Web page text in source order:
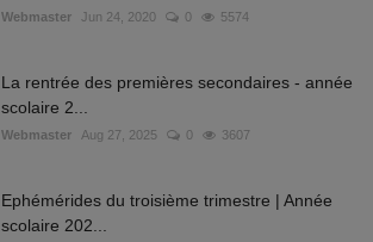
Webmaster Jun 24, 2020 0 5574
La rentrée des premières secondaires - année
scolaire 2...
Webmaster Aug 27, 2025 0 3607
Ephémérides du troisième trimestre | Année
scolaire 202...